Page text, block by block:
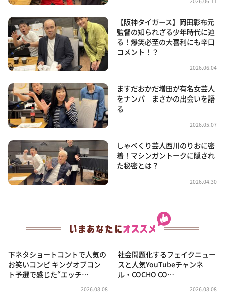
【阪神タイガース】岡田彰布元
監督の知られざる少年時代に迫
る！爆笑必至の大喜利にも辛口
コメント！？
2026.06.04
ますだおかだ増田が有名女芸人
をナンパ まさかの出会いを語
る
2026.05.07
しゃべくり芸人西川のりおに密
着！マシンガントークに隠され
た秘密とは？
2026.04.30
下ネタショートコントで人気の
お笑いコンビ キングオブコン
ト予選で感じた“エッチ…
2026.08.08
社会問題化するフェイクニュー
スと人気YouTubeチャンネ
ル・COCHO CO…
2026.08.08